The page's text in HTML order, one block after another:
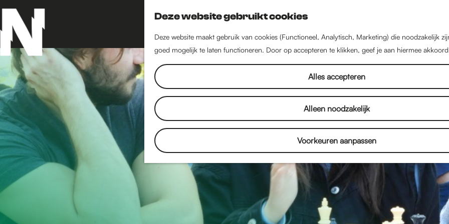
Deze website gebruikt cookies
Deze website maakt gebruik van cookies (Functioneel, Analytisch, Marketing) die noodzakelijk
goed mogelijk te laten functioneren. Door op accepteren te klikken, geef je aan hiermee
Alles accepteren
Alleen noodzakelijk
Voorkeuren aanpassen